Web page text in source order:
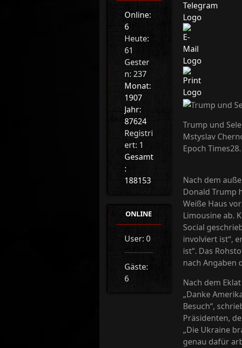
Online:
6
Heute:
61
Gester
n: 237
Monat:
1907
Jahr:
87624
Registri
ert: 1
Gesamt
:
188153
ONLINE
User: 0
Gäste:
6
Trump und
Mstyslav
Epoch Times
Nach dem
Donald Trump
Weiße Haus
Limousine ab.
Social
involviert ist“,
ist“. Das
nach Angaben
Nach dem
„Danke
Besuch“,
Präsidenten,
„Die Ukraine
genau dafür